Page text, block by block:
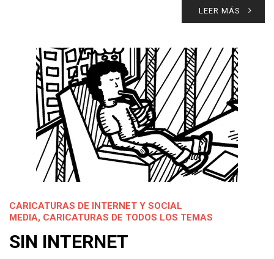
LEER MÁS
CARICATURAS DE INTERNET Y SOCIAL
MEDIA, CARICATURAS DE TODOS LOS TEMAS
SIN INTERNET